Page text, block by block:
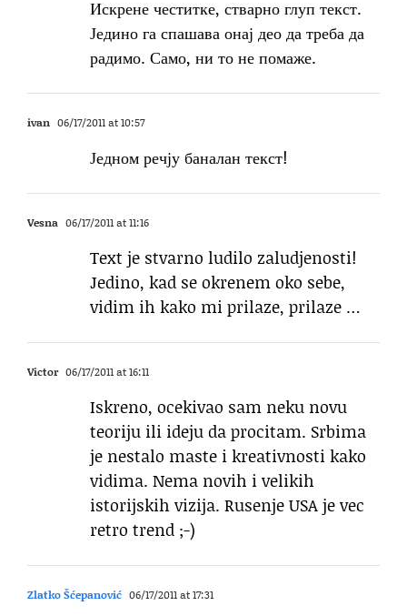
Искрене честитке, стварно глуп текст.
Једино га спашава онај део да треба да
радимо. Само, ни то не помаже.
ivan 06/17/2011 at 10:57
Једном речју баналан текст!
Vesna 06/17/2011 at 11:16
Text je stvarno ludilo zaludjenosti!
Jedino, kad se okrenem oko sebe,
vidim ih kako mi prilaze, prilaze …
Victor 06/17/2011 at 16:11
Iskreno, ocekivao sam neku novu
teoriju ili ideju da procitam. Srbima
je nestalo maste i kreativnosti kako
vidima. Nema novih i velikih
istorijskih vizija. Rusenje USA je vec
retro trend ;-)
Zlatko Šćepanović 06/17/2011 at 17:31